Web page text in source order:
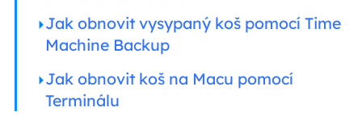
Jak obnovit vysypaný koš pomocí Time
Machine Backup
Jak obnovit koš na Macu pomocí
Terminálu